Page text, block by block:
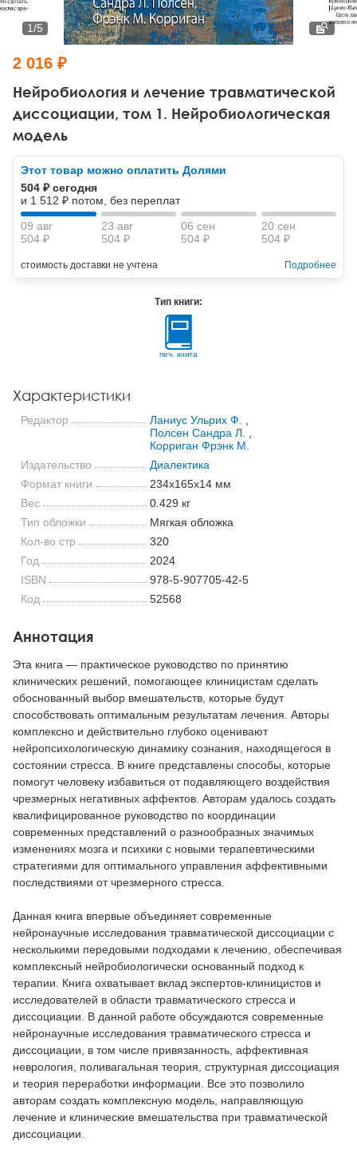
Тревожные расстройства, панические атаки
Психодрама
Другие направления психотерапии
Классический, эриксоновский гипноз и НЛП
НЛП
Психология труда и эргономика
Социальная психология
Социальная и организационная психология
Классический и юнгианский психоанализ
Нейробиология и лечение травматической
диссоциации, том 1. Нейробиологическая
модель
1/5
2 016 ₽
Этот товар можно оплатить Долями
504 ₽ сегодня
и 1 512 ₽ потом, без переплат
09 авг
504 ₽
23 авг
504 ₽
06 сен
504 ₽
20 сен
504 ₽
стоимость доставки не учтена Подробнее
Тип книги:
печ. книга
Характеристики
Редактор Ланиус Ульрих Ф.
Полсен Сандра Л.
Корриган Фрэнк М.
Издательство
Диалектика
Формат книги
234x165x14 мм
Вес
0.429 кг
Тип обложки
Мягкая обложка
Кол-во стр
320
Год
2024
ISBN
978-5-907705-42-5
Код
52568
Аннотация
Эта книга — практическое руководство по принятию
клинических решений, помогающее клиницистам сделать
обоснованный выбор вмешательств, которые будут
способствовать оптимальным результатам лечения. Авторы
комплексно и действительно глубоко оценивают
нейропсихологическую динамику сознания, находящегося в
состоянии стресса. В книге представлены способы, которые
помогут человеку избавиться от подавляющего воздействия
чрезмерных негативных аффектов. Авторам удалось создать
квалифицированное руководство по координации
современных представлений о разнообразных значимых
изменениях мозга и психики с новыми терапевтическими
стратегиями для оптимального управления аффективными
последствиями от чрезмерного стресса.
Данная книга впервые объединяет современные
нейронаучные исследования травматической диссоциации с
несколькими передовыми подходами к лечению, обеспечивая
комплексный нейробиологически основанный подход к
терапии. Книга охватывает вклад экспертов-клиницистов и
исследователей в области травматического стресса и
диссоциации. В данной работе обсуждаются современные
нейронаучные исследования травматического стресса и
диссоциации, в том числе привязанность, аффективная
неврология, поливагальная теория, структурная диссоциация
и теория переработки информации. Все это позволило
авторам создать комплексную модель, направляющую
лечение и клинические вмешательства при травматической
диссоциации.